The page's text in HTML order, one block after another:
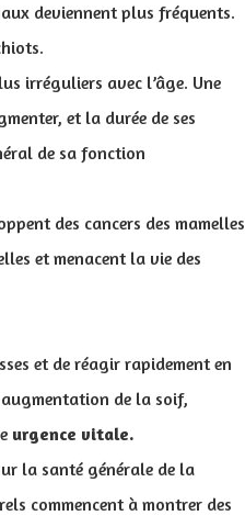
deviennent plus fréquents.
irréguliers avec l’âge. Une
et la durée de ses
de sa fonction
des cancers des mamelles
et menacent la vie des
et de réagir rapidement en
de la soif,
urgence vitale.
la santé générale de la
commencent à montrer des